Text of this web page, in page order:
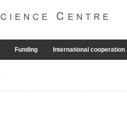
Funding International cooperation